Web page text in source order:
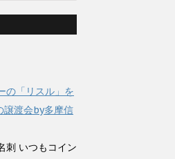
の「リスル」を
譲渡会by多摩信
刺 いつもコイン